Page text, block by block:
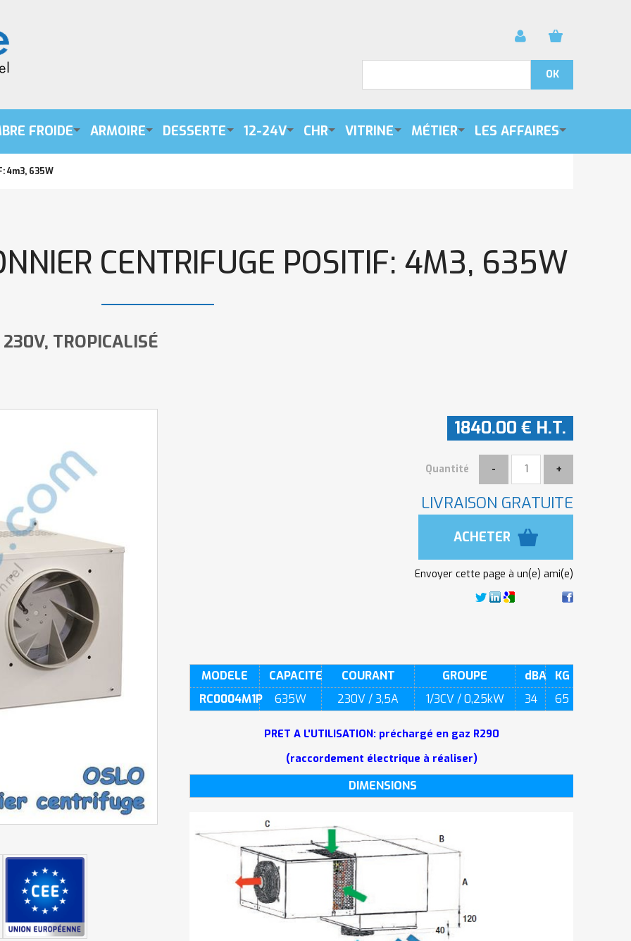
FROIDE ARMOIRE DESSERTE 12-24V CHR VITRINE MÉTIER LES AFFAIRES
4m3, 635W
CENTRIFUGE POSITIF: 4M3, 635W
TROPICALISÉ
1840.00 € H.T.
Quantité
LIVRAISON GRATUITE
Envoyer cette page à un(e) ami(e)
MODELE CAPACITE COURANT GROUPE dBA
KG
RC0004M1P
635W 230V / 3,5A 1/3CV / 0,25kW 34 65
PRET A L'UTILISATION: préchargé en gaz R290
(raccordement électrique à réaliser)
DIMENSIONS